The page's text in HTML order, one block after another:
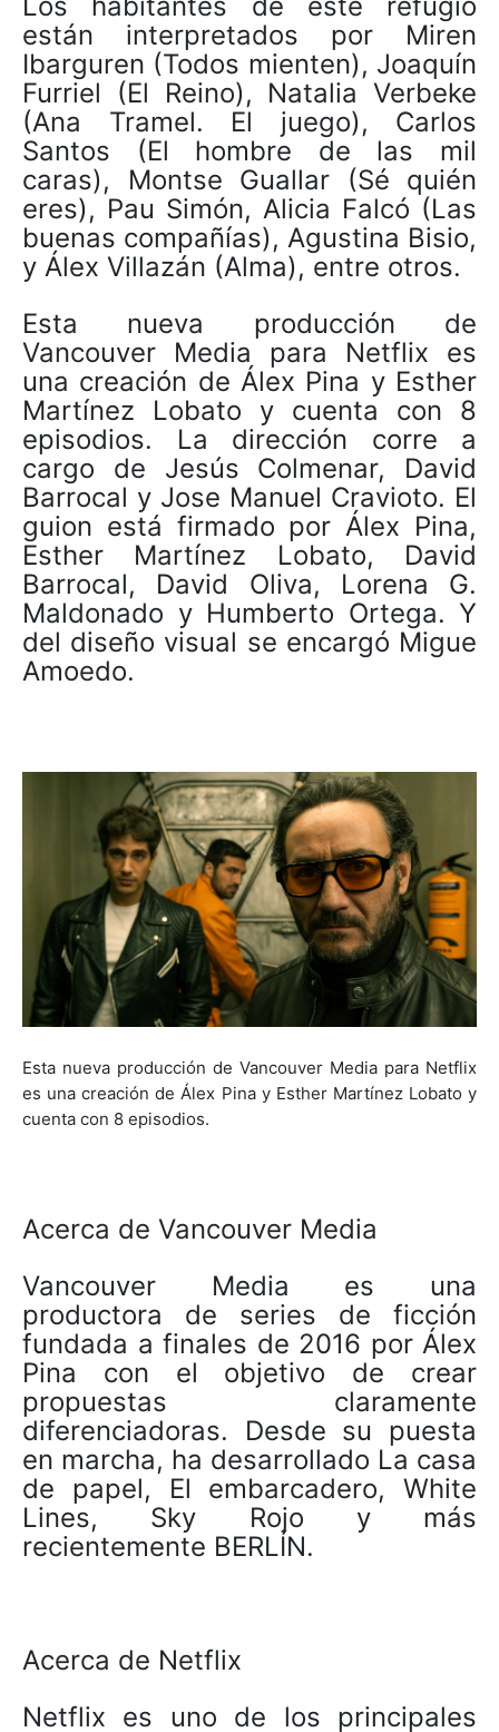
están interpretados por Miren
Ibarguren (Todos mienten), Joaquín
Furriel (El Reino), Natalia Verbeke
(Ana Tramel. El juego), Carlos
Santos (El hombre de las mil
caras), Montse Guallar (Sé quién
eres), Pau Simón, Alicia Falcó (Las
buenas compañías), Agustina Bisio,
y Álex Villazán (Alma), entre otros.
Esta nueva producción de
Vancouver Media para Netflix es
una creación de Álex Pina y Esther
Martínez Lobato y cuenta con 8
episodios. La dirección corre a
cargo de Jesús Colmenar, David
Barrocal y Jose Manuel Cravioto. El
guion está firmado por Álex Pina,
Esther Martínez Lobato, David
Barrocal, David Oliva, Lorena G.
Maldonado y Humberto Ortega. Y
del diseño visual se encargó Migue
Amoedo.
Esta nueva producción de Vancouver Media para Netflix
es una creación de Álex Pina y Esther Martínez Lobato y
cuenta con 8 episodios.
Acerca de Vancouver Media
Vancouver Media es una
productora de series de ficción
fundada a finales de 2016 por Álex
Pina con el objetivo de crear
propuestas claramente
diferenciadoras. Desde su puesta
en marcha, ha desarrollado La casa
de papel, El embarcadero, White
Lines, Sky Rojo y más
recientemente BERLÍN.
Acerca de Netflix
Netflix es uno de los principales